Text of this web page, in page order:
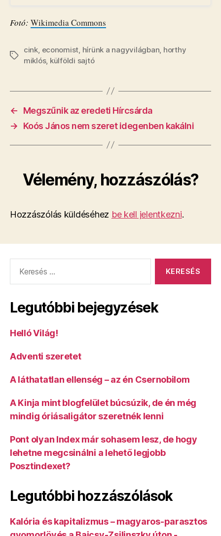
Fotó: Wikimedia Commons
Címkék
cink, economist, hírünk a nagyvilágban, horthy
miklós, külföldi sajtó
←
Megszűnik az eredeti Hírcsárda
→
Koós János nem szeret idegenben kakálni
Vélemény, hozzászólás?
Hozzászólás küldéséhez be kell jelentkezni.
Legutóbbi bejegyzések
Helló Világ!
Adventi szeretet
A láthatatlan ellenség – az én Csernobilom
A Kinja mint blogfelület búcsúzik, de én még
mindig óriásaligátor szeretnék lenni
Pont olyan Index már sohasem lesz, de hogy
lehetne megcsinálni a lehető legjobb
Posztindexet?
Legutóbbi hozzászólások
Kalória és kapitalizmus – magyaros-parasztos